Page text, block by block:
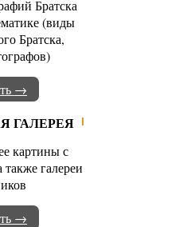
Братска
(виды
Братска,
→
ГАЛЕРЕЯ
картины с
галереи
→